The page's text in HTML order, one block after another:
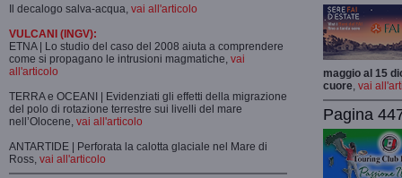
Il decalogo salva-acqua, vai all'articolo
VULCANI (INGV):
ETNA | Lo studio del caso del 2008 aiuta a comprendere
come si propagano le intrusioni magmatiche, vai
all'articolo
TERRA e OCEANI | Evidenziati gli effetti della migrazione
del polo di rotazione terrestre sui livelli del mare
nell’Olocene, vai all'articolo
ANTARTIDE | Perforata la calotta glaciale nel Mare di
Ross, vai all'articolo
maggio al 15
cuore, vai
Pagina